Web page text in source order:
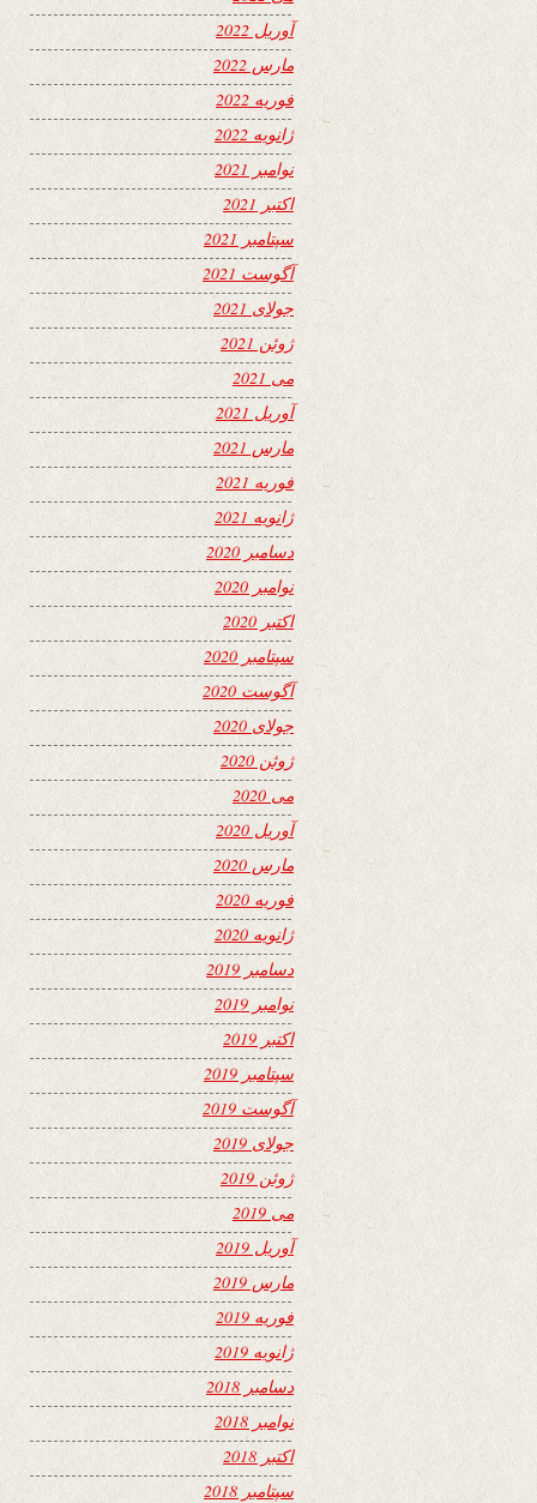
آوریل 2022
مارس 2022
فوریه 2022
ژانویه 2022
نوامبر 2021
اکتبر 2021
سپتامبر 2021
آگوست 2021
جولای 2021
ژوئن 2021
می 2021
آوریل 2021
مارس 2021
فوریه 2021
ژانویه 2021
دسامبر 2020
نوامبر 2020
اکتبر 2020
سپتامبر 2020
آگوست 2020
جولای 2020
ژوئن 2020
می 2020
آوریل 2020
مارس 2020
فوریه 2020
ژانویه 2020
دسامبر 2019
نوامبر 2019
اکتبر 2019
سپتامبر 2019
آگوست 2019
جولای 2019
ژوئن 2019
می 2019
آوریل 2019
مارس 2019
فوریه 2019
ژانویه 2019
دسامبر 2018
نوامبر 2018
اکتبر 2018
سپتامبر 2018